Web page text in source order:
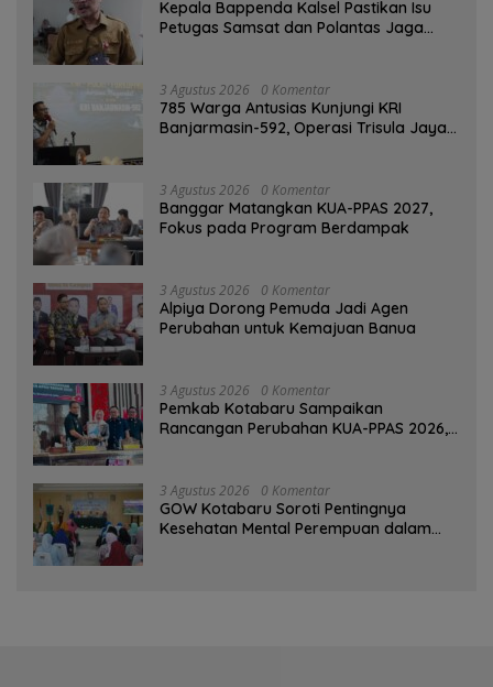
Kepala Bappenda Kalsel Pastikan Isu
Petugas Samsat dan Polantas Jaga
3 Agustus 2026 0 Komentar
785 Warga Antusias Kunjungi KRI
Banjarmasin-592, Operasi Trisula Jaya
3 Agustus 2026 0 Komentar
‎Banggar Matangkan KUA-PPAS 2027,
Fokus pada Program Berdampak
3 Agustus 2026 0 Komentar
‎Alpiya Dorong Pemuda Jadi Agen
Perubahan untuk Kemajuan Banua ‎
3 Agustus 2026 0 Komentar
Pemkab Kotabaru Sampaikan
Rancangan Perubahan KUA-PPAS 2026,
3 Agustus 2026 0 Komentar
GOW Kotabaru Soroti Pentingnya
Kesehatan Mental Perempuan dalam